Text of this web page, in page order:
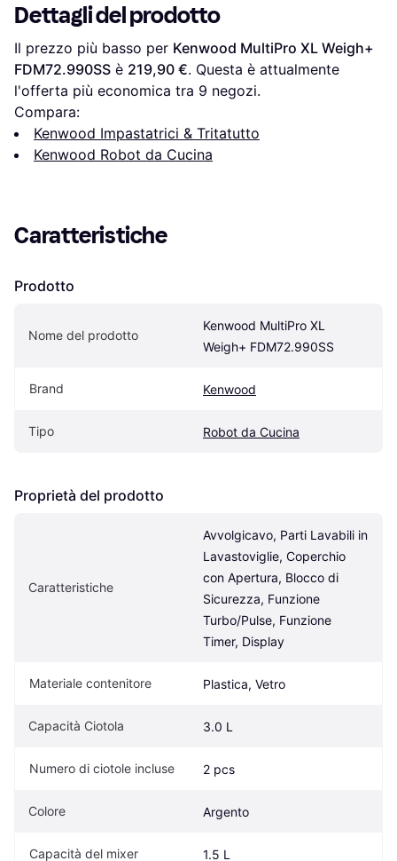
Dettagli del prodotto
Il prezzo più basso per Kenwood MultiPro XL Weigh+
FDM72.990SS è 219,90 €. Questa è attualmente
l'offerta più economica tra 9 negozi.
Compara:
Kenwood Impastatrici & Tritatutto
Kenwood Robot da Cucina
Caratteristiche
Prodotto
Nome del prodotto
Kenwood MultiPro XL
Weigh+ FDM72.990SS
Brand Kenwood
Tipo Robot da Cucina
Proprietà del prodotto
Caratteristiche
Avvolgicavo, Parti Lavabili in
Lavastoviglie, Coperchio
con Apertura, Blocco di
Sicurezza, Funzione
Turbo/Pulse, Funzione
Timer, Display
Materiale contenitore Plastica, Vetro
Capacità Ciotola 3.0 L
Numero di ciotole incluse 2 pcs
Colore Argento
Capacità del mixer 1.5 L